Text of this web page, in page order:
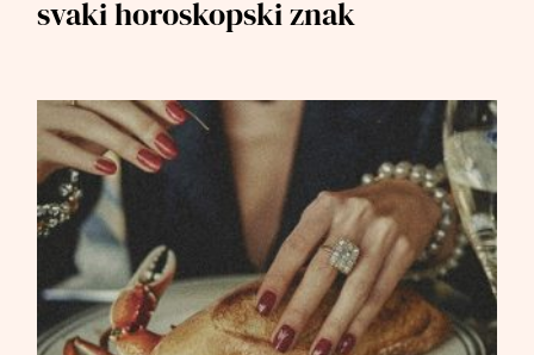
svaki horoskopski znak